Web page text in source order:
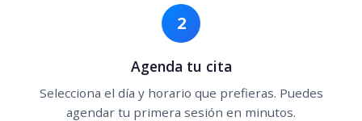
2
Agenda tu cita
Selecciona el día y horario que prefieras. Puedes
agendar tu primera sesión en minutos.